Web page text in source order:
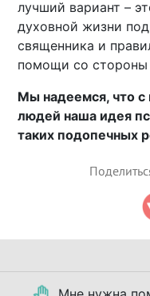
лучший вариант –
духовной жизни
священника и
помощи со стороны
Мы надеемся, что
людей наша идея
таких подопечных